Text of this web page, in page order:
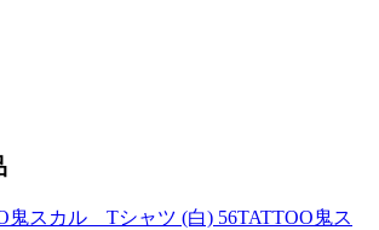
56TATTOO鬼ス